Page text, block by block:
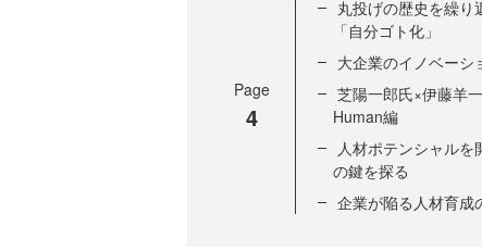
Page
4
丸投げの歴史を繰り
「自分ゴト化」
大企業のイノベー
芝陽一郎氏×伊藤羊
Human編
人材ポテンシャルを
の鍵を探る
企業が陥る人材育成